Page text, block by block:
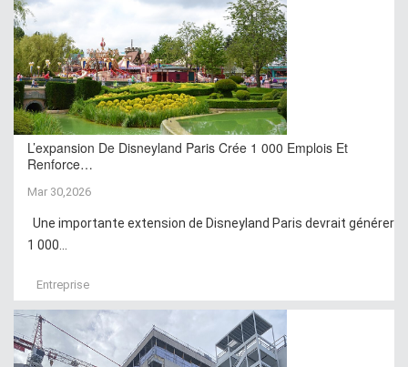
L’expansion De Disneyland Paris Crée 1 000 Emplois Et
Renforce…
Mar 30,2026
Une importante extension de Disneyland Paris devrait générer
1 000...
Entreprise